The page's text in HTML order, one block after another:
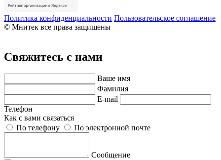
Политика конфиденциальности Пользовательское соглашение
© Мнитек все права защищены
Свяжитесь с нами
Ваше имя
Фамилия
E-mail
Телефон
Как с вами связаться
По телефону
По электронной почте
Сообщение